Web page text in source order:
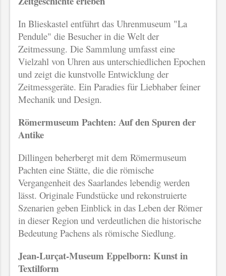
In Blieskastel entführt das Uhrenmuseum "La
Pendule" die Besucher in die Welt der
Zeitmessung. Die Sammlung umfasst eine
Vielzahl von Uhren aus unterschiedlichen Epochen
und zeigt die kunstvolle Entwicklung der
Zeitmessgeräte. Ein Paradies für Liebhaber feiner
Mechanik und Design.
Römermuseum Pachten: Auf den Spuren der
Antike
Dillingen beherbergt mit dem Römermuseum
Pachten eine Stätte, die die römische
Vergangenheit des Saarlandes lebendig werden
lässt. Originale Fundstücke und rekonstruierte
Szenarien geben Einblick in das Leben der Römer
in dieser Region und verdeutlichen die historische
Bedeutung Pachens als römische Siedlung.
Jean-Lurçat-Museum Eppelborn: Kunst in
Textilform